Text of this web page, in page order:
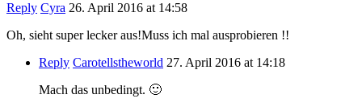
Reply Cyra 26. April 2016 at 14:58
Oh, sieht super lecker aus!Muss ich mal ausprobieren !!
Reply Carotellstheworld 27. April 2016 at 14:18
Mach das unbedingt. 🙂